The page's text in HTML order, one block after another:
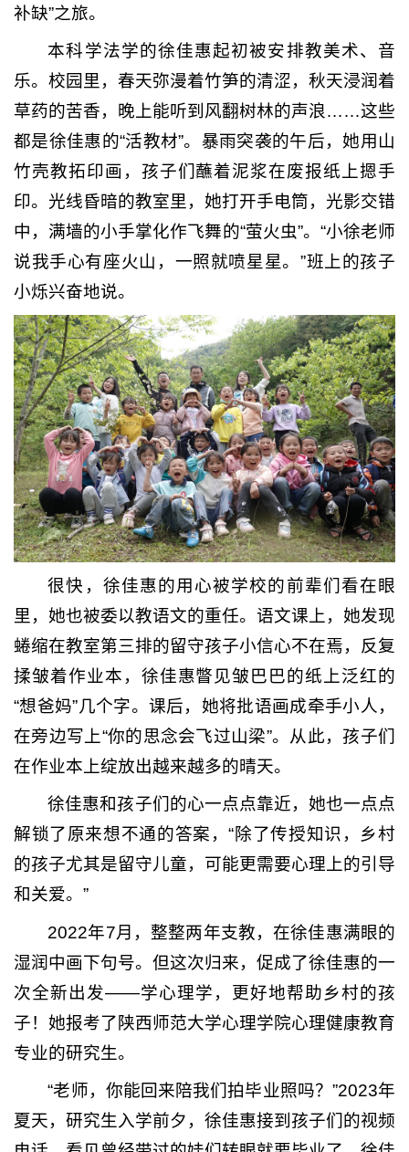
补缺”之旅。
本科学法学的徐佳惠起初被安排教美术、音
乐。校园里，春天弥漫着竹笋的清涩，秋天浸润着
草药的苦香，晚上能听到风翻树林的声浪……这些
都是徐佳惠的“活教材”。暴雨突袭的午后，她用山
竹壳教拓印画，孩子们蘸着泥浆在废报纸上摁手
印。光线昏暗的教室里，她打开手电筒，光影交错
中，满墙的小手掌化作飞舞的“萤火虫”。“小徐老师
说我手心有座火山，一照就喷星星。”班上的孩子
小烁兴奋地说。
很快，徐佳惠的用心被学校的前辈们看在眼
里，她也被委以教语文的重任。语文课上，她发现
蜷缩在教室第三排的留守孩子小信心不在焉，反复
揉皱着作业本，徐佳惠瞥见皱巴巴的纸上泛红的
“想爸妈”几个字。课后，她将批语画成牵手小人，
在旁边写上“你的思念会飞过山梁”。 从此，孩子们
在作业本上绽放出越来越多的晴天。
徐佳惠和孩子们的心一点点靠近，她也一点点
解锁了原来想不通的答案，“除了传授知识，乡村
的孩子尤其是留守儿童，可能更需要心理上的引导
和关爱。”
2022年7月，整整两年支教，在徐佳惠满眼的
湿润中画下句号。但这次归来，促成了徐佳惠的一
次全新出发——学心理学，更好地帮助乡村的孩
子！她报考了陕西师范大学心理学院心理健康教育
专业的研究生。
“老师，你能回来陪我们拍毕业照吗？”2023年
夏天，研究生入学前夕，徐佳惠接到孩子们的视频